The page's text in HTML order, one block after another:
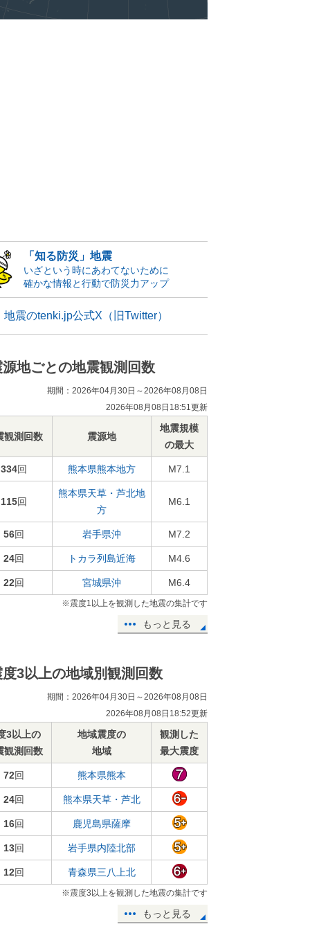
「知る防災」地震
いざという時にあわてないために
確かな情報と行動で防災力アップ
地震のtenki.jp公式X（旧Twitter）
源地ごとの地震観測回数
期間：2026年04月30日～2026年08月08日
2026年08月08日18:51更新
観測回数 震源地
地震規模
の最大
334回 熊本県熊本地方 M7.1
115回
熊本県天草・芦北地
方
M6.1
56回 岩手県沖 M7.2
24回 トカラ列島近海 M4.6
22回 宮城県沖 M6.4
※震度1以上を観測した地震の集計です
もっと見る
度3以上の地域別観測回数
期間：2026年04月30日～2026年08月08日
2026年08月08日18:52更新
3以上の
観測回数
地域震度の
地域
観測した
最大震度
72回 熊本県熊本
24回 熊本県天草・芦北
16回 鹿児島県薩摩
13回 岩手県内陸北部
12回 青森県三八上北
※震度3以上を観測した地震の集計です
もっと見る